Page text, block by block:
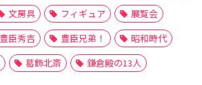
文房具 フィギュア
展覧会
豊臣秀吉 豊臣兄弟！
昭和時代
葛飾北斎 鎌倉殿の13人